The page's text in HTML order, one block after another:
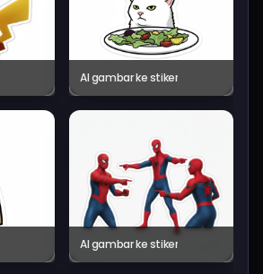
AI gambar ke stiker
AI gambar ke stiker